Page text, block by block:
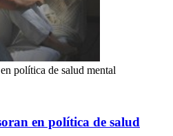
política de salud mental
en política de salud